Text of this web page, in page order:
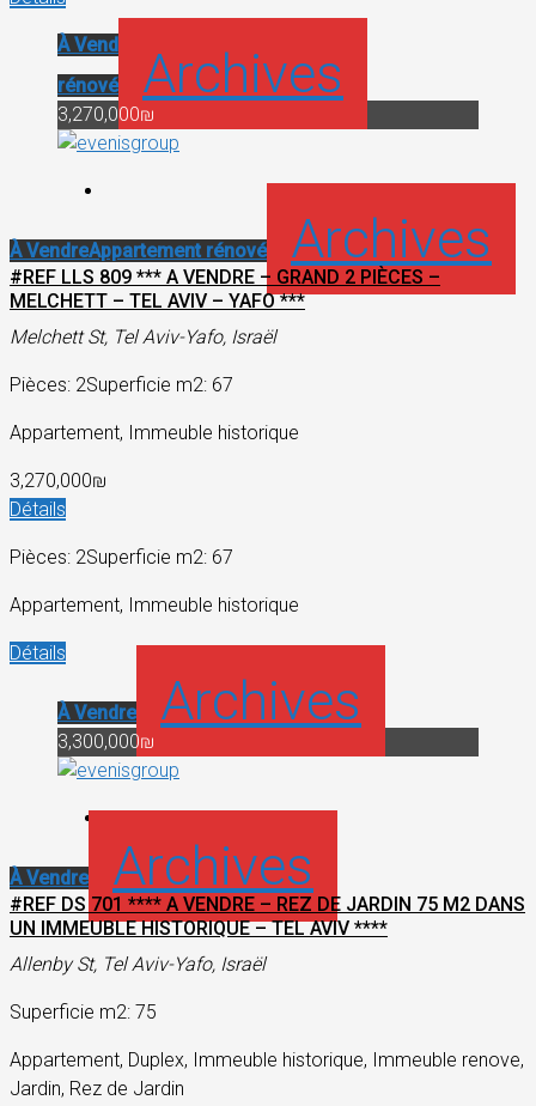
À Vendre
rénové
Archives
3,270,000₪
À VendreAppartement rénové Archives
#REF LLS 809 *** A VENDRE – GRAND 2 PIÈCES –
MELCHETT – TEL AVIV – YAFO ***
Melchett St, Tel Aviv-Yafo, Israël
Pièces: 2Superficie m2: 67
Appartement, Immeuble historique
3,270,000₪
Détails
Pièces: 2Superficie m2: 67
Appartement, Immeuble historique
Détails
À Vendre Archives
3,300,000₪
À Vendre Archives
#REF DS 701 **** A VENDRE – REZ DE JARDIN 75 M2 DANS
UN IMMEUBLE HISTORIQUE – TEL AVIV ****
Allenby St, Tel Aviv-Yafo, Israël
Superficie m2: 75
Appartement, Duplex, Immeuble historique, Immeuble renove,
Jardin, Rez de Jardin